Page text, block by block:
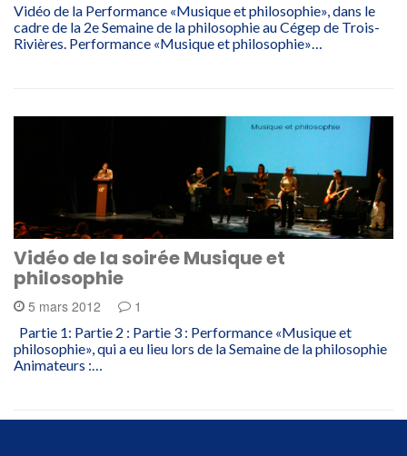
Vidéo de la Performance «Musique et philosophie», dans le
cadre de la 2e Semaine de la philosophie au Cégep de Trois-
Rivières. Performance «Musique et philosophie»…
Vidéo de la soirée Musique et
philosophie
5 mars 2012 1
Partie 1: Partie 2 : Partie 3 : Performance «Musique et
philosophie», qui a eu lieu lors de la Semaine de la philosophie
Animateurs :…